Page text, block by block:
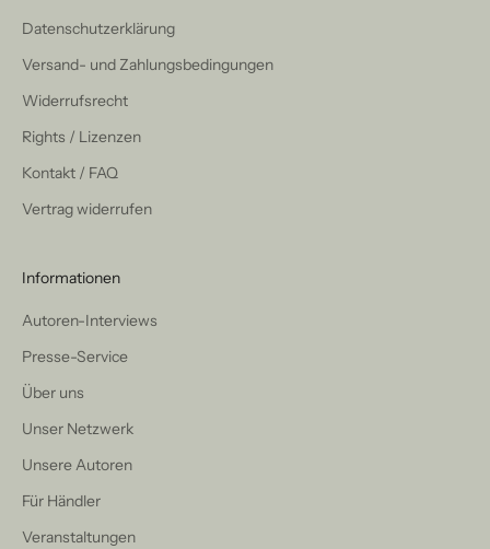
Datenschutzerklärung
Versand- und Zahlungsbedingungen
Widerrufsrecht
Rights / Lizenzen
Kontakt / FAQ
Vertrag widerrufen
Informationen
Autoren-Interviews
Presse-Service
Über uns
Unser Netzwerk
Unsere Autoren
Für Händler
Veranstaltungen